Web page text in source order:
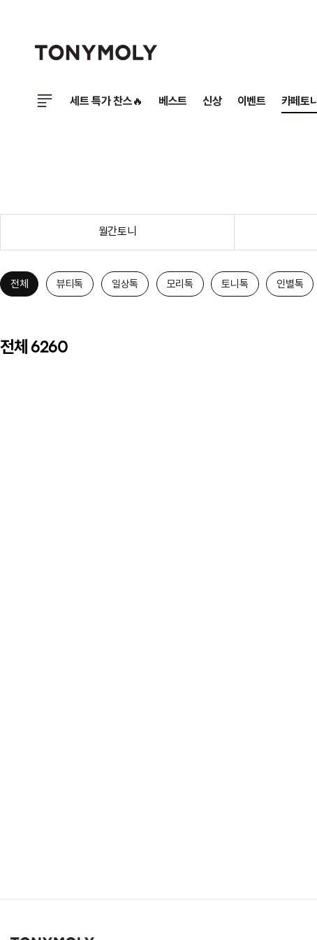
세트 특가 찬스🔥 베스트 신상 이벤트 카페토니
월간토니
전체 뷰티톡 일상톡 모리톡 토니톡 인별톡
전체6260